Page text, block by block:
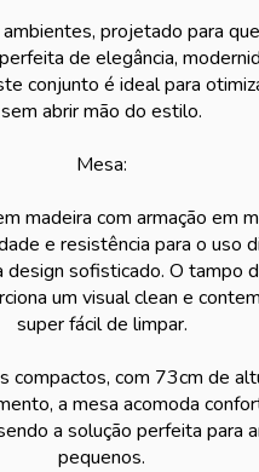
projetado para
de elegância,
conjunto é ideal para
sem abrir mão do estilo.
Mesa:
madeira com armação em
e resistência para o uso
design sofisticado. O tampo
um visual clean e
super fácil de limpar.
compactos, com 73cm de
a mesa acomoda
a solução perfeita para
pequenos.